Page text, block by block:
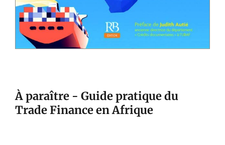
À paraître - Guide pratique du
Trade Finance en Afrique